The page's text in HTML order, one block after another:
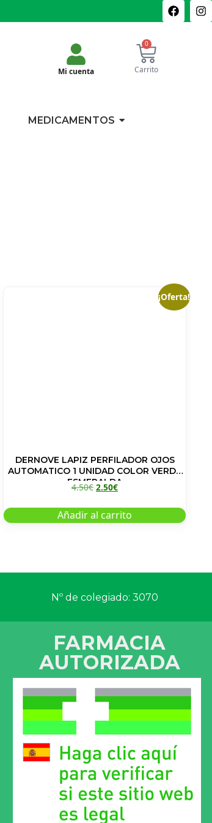
Mi cuenta
0
Carrito
MEDICAMENTOS
¡Oferta!
DERNOVE LAPIZ PERFILADOR OJOS
AUTOMATICO 1 UNIDAD COLOR VERDE
ESMERALDA
4.50€ 2.50€
Añadir al carrito
Nº de colegiado: 3070
FARMACIA
AUTORIZADA